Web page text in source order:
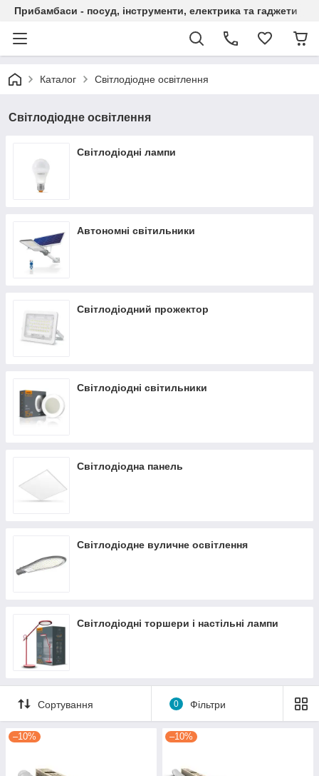
Прибамбаси - посуд, інструменти, електрика та гаджети
Каталог Світлодіодне освітлення
Світлодіодне освітлення
Світлодіодні лампи
Автономні світильники
Світлодіодний прожектор
Світлодіодні світильники
Світлодіодна панель
Світлодіодне вуличне освітлення
Світлодіодні торшери і настільні лампи
Сортування 0 Фільтри
–10% –10%